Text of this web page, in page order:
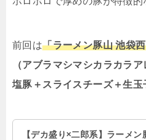
前回は「ラーメン豚山 池袋
（アブラマシマシカラカラア
塩豚＋スライスチーズ＋生玉
【デカ盛り×二郎系】ラーメン